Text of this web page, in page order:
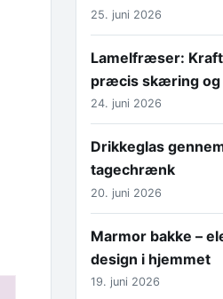
25. juni 2026
Lamelfræser:
præcis skæring og
24. juni 2026
Drikkeglas
tagechrænk
20. juni 2026
Marmor bakke –
design i hjemmet
19. juni 2026